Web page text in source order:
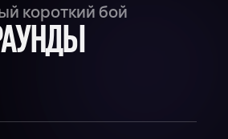
короткий бой